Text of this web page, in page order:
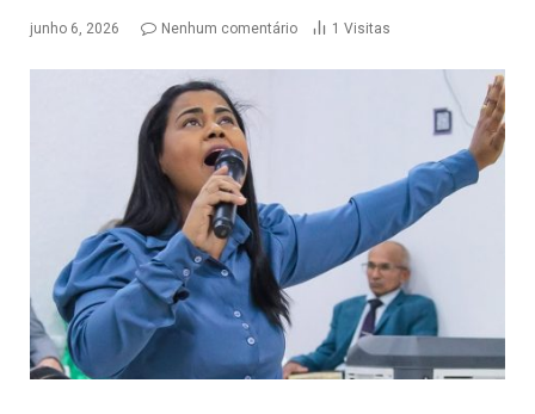
junho 6, 2026 Nenhum comentário 1 Visitas